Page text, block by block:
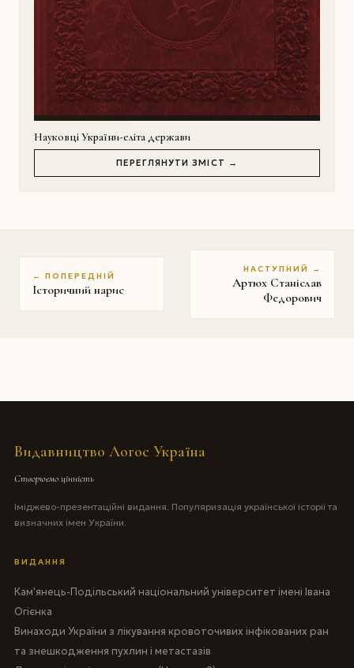
Науковці України-еліта держави
ПЕРЕГЛЯНУТИ ЗМІСТ →
← ПОПЕРЕДНІЙ
Історичний нарис
НАСТУПНИЙ →
Артюх Станіслав
Федорович
Видавництво Логос Україна
Створюємо цінність
Іміджево-презентаційні видання. Популяризація української історії та
визначних імен України.
ВИДАННЯ
Кам'янець-Подільський національний університет імені Івана
Огієнка
Винаходи України з лікування кровоточивих інфікованих ран
та знешкодження пухлин і метастазів